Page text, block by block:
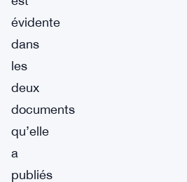
évidente
dans
les
deux
documents
qu’elle
a
publiés